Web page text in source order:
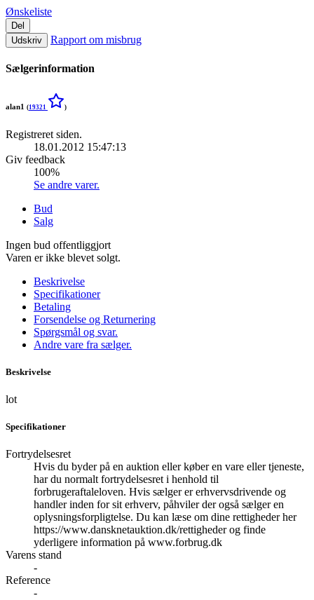
Ønskeliste
Del
Udskriv
Rapport om misbrug
Sælgerinformation
alan1 (19321 )
Registreret siden.
18.01.2012 15:47:13
Giv feedback
100%
Se andre varer.
Bud
Salg
Ingen bud offentliggjort
Varen er ikke blevet solgt.
Beskrivelse
Specifikationer
Betaling
Forsendelse og Returnering
Spørgsmål og svar.
Andre vare fra sælger.
Beskrivelse
lot
Specifikationer
Fortrydelsesret
Hvis du byder på en auktion eller køber en vare eller tjeneste,
har du normalt fortrydelsesret i henhold til
forbrugeraftaleloven. Hvis sælger er erhvervsdrivende og
handler inden for sit erhverv, påhviler der også sælger en
oplysningsforpligtelse. Du kan læse om dine rettigheder her
https://www.dansknetauktion.dk/rettigheder og finde
yderligere information på www.forbrug.dk
Varens stand
-
Reference
-